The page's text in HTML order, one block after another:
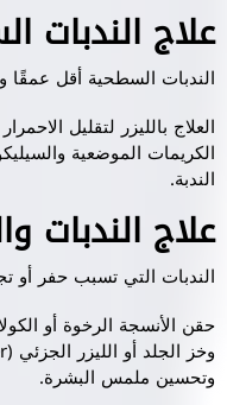
5. علاج
الندبات السطحية أقل عمقًا
العلاج بالليزر لتقليل
الكريمات الموضعية
الندبة.
6. علاج الندبات
الندبات التي تسبب حفر أو
حقن الأنسجة الرخوة أو
وتحسين ملمس البشرة.